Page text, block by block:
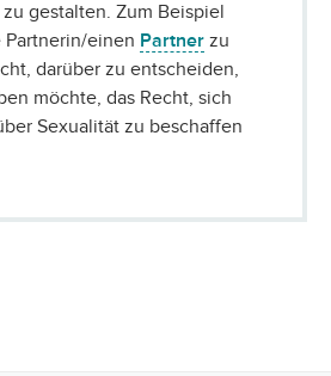
gestalten. Zum Beispiel
Partnerin/einen Partner zu
darüber zu entscheiden,
möchte, das Recht, sich
Sexualität zu beschaffen